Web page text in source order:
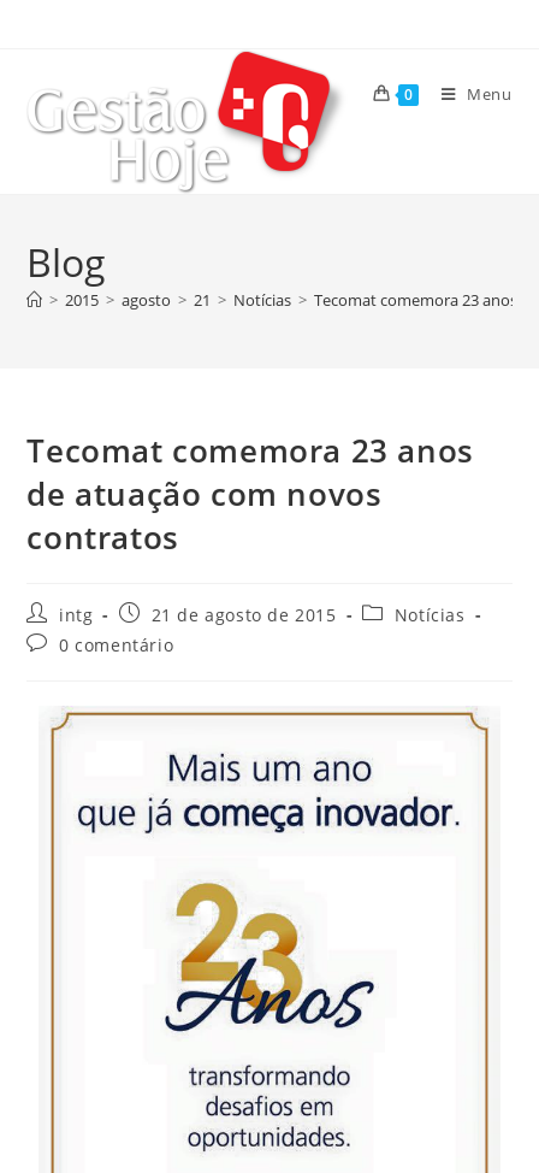
0 Menu
Blog
> 2015 > agosto > 21 > Notícias > Tecomat comemora 23 anos
Tecomat comemora 23 anos
de atuação com novos
contratos
intg 21 de agosto de 2015
Notícias
0 comentário